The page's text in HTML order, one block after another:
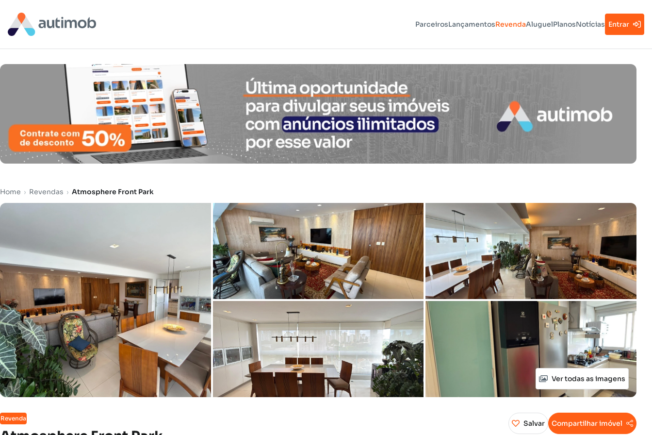
ParceirosLançamentosRevendaAluguelPlanosNotícias Entrar
Home › Revendas › Atmosphere Front Park
Ver todas as imagens
Revenda
Salvar Compartilhar imóvel